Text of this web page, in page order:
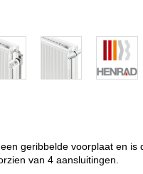
geribbelde voorplaat en
van 4 aansluitingen.